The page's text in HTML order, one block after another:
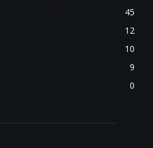
45
12
10
9
0